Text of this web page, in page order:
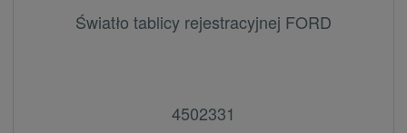
Światło tablicy rejestracyjnej FORD
4502331